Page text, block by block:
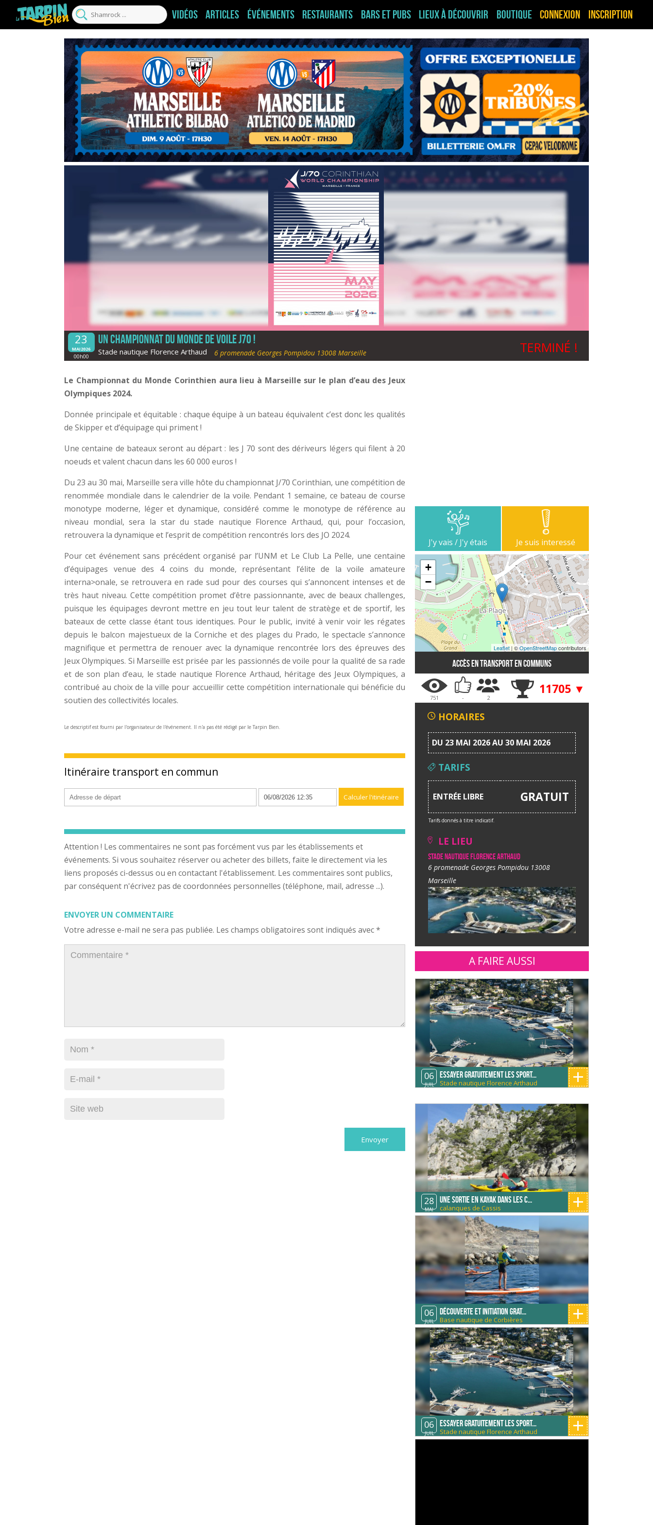
Vidéos Articles Événements Restaurants Bars et pubs Lieux à découvrir Boutique Connexion Inscription
23
MAI2026
00h00
Un Championnat du monde de voile J70 ! TERMINÉ !
Stade nautique Florence Arthaud 6 promenade Georges Pompidou 13008 Marseille
Le Championnat du Monde Corinthien aura lieu à Marseille sur le plan d’eau des Jeux
Olympiques 2024.
Donnée principale et équitable : chaque équipe à un bateau équivalent c’est donc les qualités
de Skipper et d’équipage qui priment !
Une centaine de bateaux seront au départ : les J 70 sont des dériveurs légers qui filent à 20
noeuds et valent chacun dans les 60 000 euros !
Du 23 au 30 mai, Marseille sera ville hôte du championnat J/70 Corinthian, une compétition de
renommée mondiale dans le calendrier de la voile. Pendant 1 semaine, ce bateau de course
monotype moderne, léger et dynamique, considéré comme le monotype de référence au
niveau mondial, sera la star du stade nautique Florence Arthaud, qui, pour l’occasion,
retrouvera la dynamique et l’esprit de compétition rencontrés lors des JO 2024.
Pour cet événement sans précédent organisé par l’UNM et Le Club La Pelle, une centaine
d’équipages venue des 4 coins du monde, représentant l’élite de la voile amateure
interna>onale, se retrouvera en rade sud pour des courses qui s’annoncent intenses et de
très haut niveau. Cette compétition promet d’être passionnante, avec de beaux challenges,
puisque les équipages devront mettre en jeu tout leur talent de stratège et de sportif, les
bateaux de cette classe étant tous identiques. Pour le public, invité à venir voir les régates
depuis le balcon majestueux de la Corniche et des plages du Prado, le spectacle s’annonce
magnifique et permettra de renouer avec la dynamique rencontrée lors des épreuves des
Jeux Olympiques. Si Marseille est prisée par les passionnés de voile pour la qualité de sa rade
et de son plan d’eau, le stade nautique Florence Arthaud, héritage des Jeux Olympiques, a
contribué au choix de la ville pour accueillir cette compétition internationale qui bénéficie du
soutien des collectivités locales.
Le descriptif est fourni par l'organisateur de l'événement. Il n'a pas été rédigé par le Tarpin Bien.
Itinéraire transport en commun
Attention ! Les commentaires ne sont pas forcément vus par les établissements et
événements. Si vous souhaitez réserver ou acheter des billets, faite le directement via les
liens proposés ci-dessus ou en contactant l'établissement. Les commentaires sont publics,
par conséquent n'écrivez pas de coordonnées personnelles (téléphone, mail, adresse ...).
ENVOYER UN COMMENTAIRE
Votre adresse e-mail ne sera pas publiée. Les champs obligatoires sont indiqués avec*
J'y vais / J'y étais Je suis interessé
+
−
Leaflet | ©OpenStreetMapcontributors
Accès en transport en communs
751 - 2
11705 ▼
HORAIRES
DU 23 MAI 2026 AU 30 MAI 2026
TARIFS
ENTRÉE LIBRE GRATUIT
Tarifs donnés à titre indicatif.
LE LIEU
Stade nautique Florence Arthaud
6 promenade Georges Pompidou 13008
Marseille
A FAIRE AUSSI
06
JUIL
Essayer gratuitement les sport...
Stade nautique Florence Arthaud +
28
MAI
Une sortie en Kayak dans les C...
calanques de Cassis +
06
JUIL
Découverte et initiation grat...
Base nautique de Corbières +
06
JUIL
Essayer gratuitement les sport...
Stade nautique Florence Arthaud +